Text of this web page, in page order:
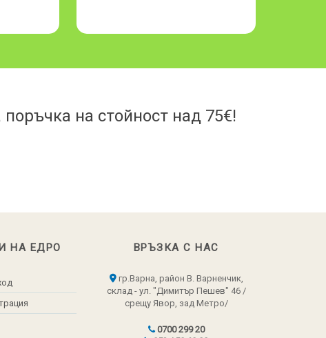
на стойност над 75€!
НА ЕДРО ВРЪЗКА С НАС
гр.Варна, район В. Варненчик,
склад - ул. "Димитър Пешев" 46 /
срещу Явор, зад Метро/
0700 299 20